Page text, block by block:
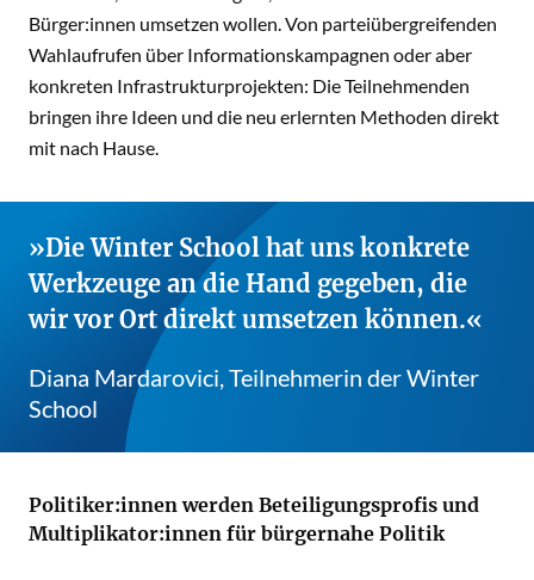
Bürger:innen umsetzen wollen. Von parteiübergreifenden
Wahlaufrufen über Informationskampagnen oder aber
konkreten Infrastrukturprojekten: Die Teilnehmenden
bringen ihre Ideen und die neu erlernten Methoden direkt
mit nach Hause.
Die Winter School hat uns konkrete
Werkzeuge an die Hand gegeben, die
wir vor Ort direkt umsetzen können.
Diana Mardarovici, Teilnehmerin der Winter
School
Politiker:innen werden Beteiligungsprofis und
Multiplikator:innen für bürgernahe Politik